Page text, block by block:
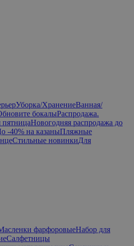
Уборка/ХранениеВанная/
бокалыРаспродажа.
пятницаНовогодняя распродажа до
-40% на казаныПляжные
Стильные новинкиДля
фарфоровыеНабор для
Салфетницы